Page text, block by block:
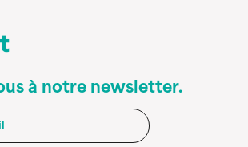
à notre newsletter.